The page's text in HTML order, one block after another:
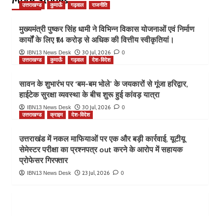
उत्तराखण्ड कुमाऊँ गढ़वाल राजनीति
मुख्यमंत्री पुष्कर सिंह धामी ने विभिन्न विकास योजनाओं एवं निर्माण
कार्यों के लिए ₹14 करोड़ से अधिक की वित्तीय स्वीकृतियां।
IBN13 News Desk 30 Jul, 2026 0
उत्तराखण्ड कुमाऊँ गढ़वाल देश-विदेश
सावन के शुभारंभ पर ‘बम-बम भोले’ के जयकारों से गूंजा हरिद्वार,
हाईटेक सुरक्षा व्यवस्था के बीच शुरू हुई कांवड़ यात्रा
IBN13 News Desk 30 Jul, 2026 0
उत्तराखण्ड क्राइम देश-विदेश
उत्तराखंड में नकल माफियाओं पर एक और बड़ी कार्रवाई, यूटीयू
सेमेस्टर परीक्षा का प्रश्नपत्र out करने के आरोप में सहायक
प्रोफेसर गिरफ्तार
IBN13 News Desk 23 Jul, 2026 0